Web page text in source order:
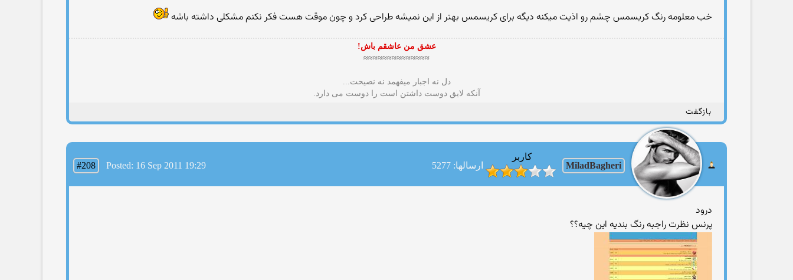
خب معلومه رنگ كریسمس چشم رو اذیت میكنه دیگه برای كریسمس بهتر از این نمیشه طراحی كرد و چون موقت هست فكر نكنم مشكلی داشته باشه
عشق من عاشقم باش!
≈≈≈≈≈≈≈≈≈≈≈≈≈≈
دل نه اجبار میفهمد نه نصیحت...
آنکه لایق دوست داشتن است را دوست می دارد.
بازگفت
MiladBagheri
کاربر
ارسالها: 5277
#208 Posted: 16 Sep 2011 19:29
درود
پرنس نظرت راجبه رنگ بندیه این چیه؟؟